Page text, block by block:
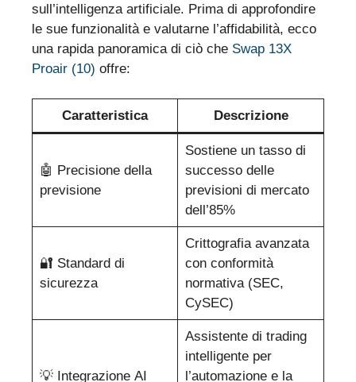
sull’intelligenza artificiale. Prima di approfondire
le sue funzionalità e valutarne l’affidabilità, ecco
una rapida panoramica di ciò che Swap 13X
Proair (10) offre:
Caratteristica Descrizione
🤖 Precisione della
previsione
Sostiene un tasso di
successo delle
previsioni di mercato
dell’85%
🔐 Standard di
sicurezza
Crittografia avanzata
con conformità
normativa (SEC,
CySEC)
💡 Integrazione AI
Assistente di trading
intelligente per
l’automazione e la